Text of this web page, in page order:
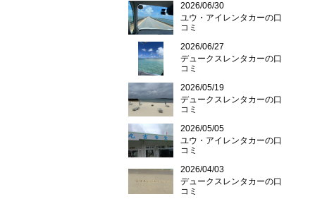
2026/06/30
ユウ・アイレンタカーの口
コミ
2026/06/27
デュークスレンタカーの口
コミ
2026/05/19
デュークスレンタカーの口
コミ
2026/05/05
ユウ・アイレンタカーの口
コミ
2026/04/03
デュークスレンタカーの口
コミ